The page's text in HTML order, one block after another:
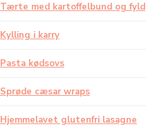
Tærte med kartoffelbund og fyld
Kylling i karry
Pasta kødsovs
Sprøde cæsar wraps
Hjemmelavet glutenfri lasagne